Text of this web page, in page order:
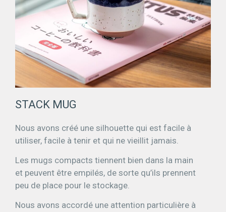
STACK MUG
Nous avons créé une silhouette qui est facile à
utiliser, facile à tenir et qui ne vieillit jamais.
Les mugs compacts tiennent bien dans la main
et peuvent être empilés, de sorte qu’ils prennent
peu de place pour le stockage.
Nous avons accordé une attention particulière à